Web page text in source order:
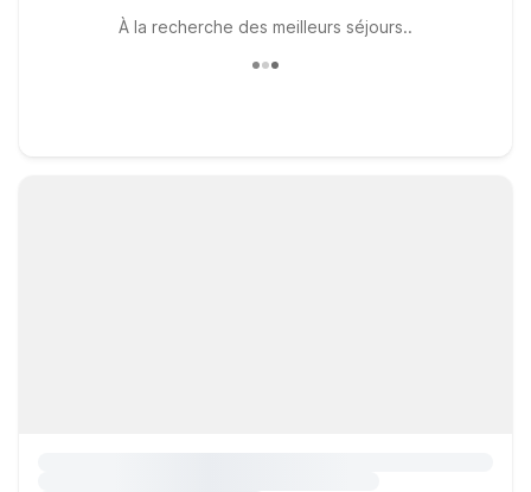
À la recherche des meilleurs séjours..